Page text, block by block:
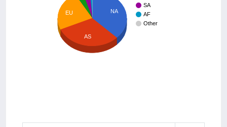
SA
AF
Other
NA
EU
AS